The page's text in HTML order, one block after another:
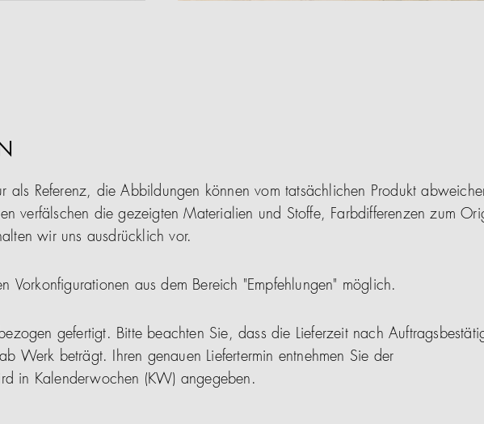
als Referenz, die Abbildungen können vom tatsächlichen Produkt
verfälschen die gezeigten Materialien und Stoffe, Farbdifferenzen zum
wir uns ausdrücklich vor.
Vorkonfigurationen aus dem Bereich "Empfehlungen" möglich.
gefertigt. Bitte beachten Sie, dass die Lieferzeit nach
Werk beträgt. Ihren genauen Liefertermin entnehmen Sie der
in Kalenderwochen (KW) angegeben.